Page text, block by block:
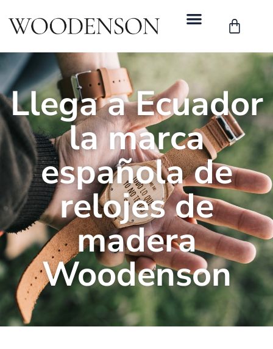
Llega a Ecuador
la marca
española de
relojes de
madera
Woodenson